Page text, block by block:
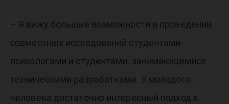
– Я вижу большие возможности в проведении
совместных исследований студентами-
психологами и студентами, занимающимися
техническими разработками. У молодого
человека достаточно интересный подход к